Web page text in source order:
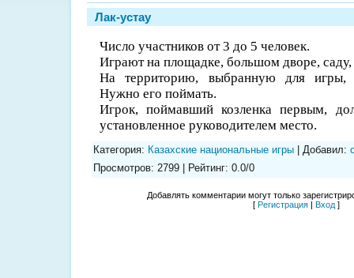
Лак-устау
Число участников от 3 до 5 человек.
Играют на площадке, большом дворе, саду,
На территорию, выбранную для игры,
Нужно его поймать.
Игрок, поймавший козленка первым,
установленное руководителем место.
Категория: Казахские национальные игры Добавил:
Просмотров: 2799 Рейтинг: 0.0/0
Добавлять комментарии могут только
[ Регистрация | Вход ]